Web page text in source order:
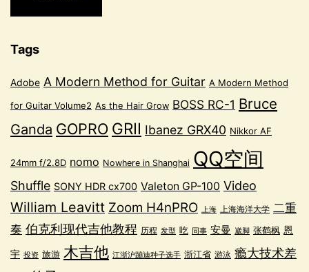
Tags
Adobe A Modern Method for Guitar A Modern Method
for Guitar Volume2 As the Hair Grow BOSS RC-1 Bruce
Ganda GOPRO GRII Ibanez GRX40 Nikkor AF
24mm f/2.8D nomo Nowhere in Shanghai QQ空间
Shuffle SONY HDR cx700 Valeton GP-100 Video
William Leavitt Zoom H4nPRO 上海 上海海洋大学 二重
奏 伯克利现代吉他教程 历程 发型 吃 同事 安曼 崴脚 张鹤枫 恩
宇 投资 旅游 木吉他 江浙沪蹦迪种子选手 浙江省 游泳 瘾大技术差